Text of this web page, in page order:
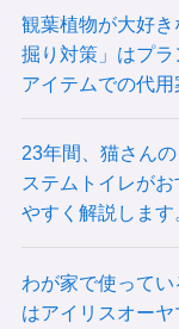
観葉植物が大好
掘り対策」はプ
アイテムでの代用
23年間、猫さん
ステムトイレが
やすく解説します
わが家で使って
はアイリスオー